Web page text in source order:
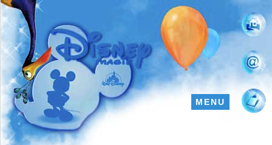
MENU